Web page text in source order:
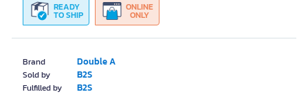
Brand Double A
Sold by B2S
Fulfilled by B2S
READY
TO SHIP
ONLINE
ONLY